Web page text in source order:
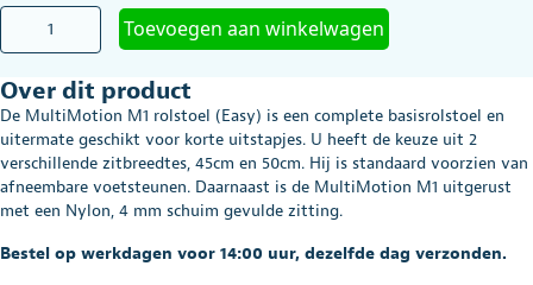
Rolstoel
M1
aantal
Toevoegen aan winkelwagen
Over dit product
De MultiMotion M1 rolstoel (Easy) is een complete basisrolstoel en
uitermate geschikt voor korte uitstapjes. U heeft de keuze uit 2
verschillende zitbreedtes, 45cm en 50cm. Hij is standaard voorzien van
afneembare voetsteunen. Daarnaast is de MultiMotion M1 uitgerust
met een Nylon, 4 mm schuim gevulde zitting.
Bestel op werkdagen voor 14:00 uur, dezelfde dag verzonden.